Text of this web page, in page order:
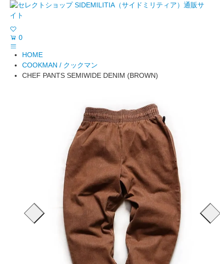
0
HOME
COOKMAN / クックマン
CHEF PANTS SEMIWIDE DENIM (BROWN)